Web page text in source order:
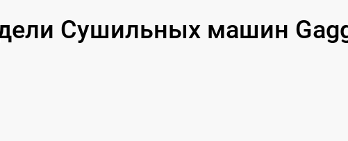
Сушильных машин